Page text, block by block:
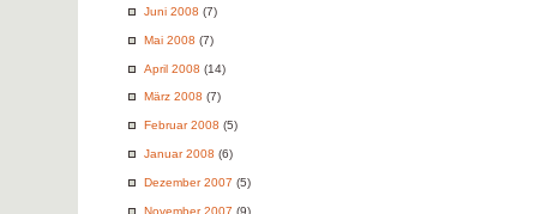
Juni 2008 (7)
Mai 2008 (7)
April 2008 (14)
März 2008 (7)
Februar 2008 (5)
Januar 2008 (6)
Dezember 2007 (5)
November 2007 (9)